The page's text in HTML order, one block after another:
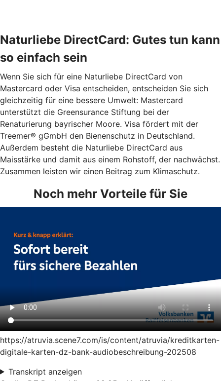
Naturliebe DirectCard: Gutes tun kann
so einfach sein
Wenn Sie sich für eine Naturliebe DirectCard von
Mastercard oder Visa entscheiden, entscheiden Sie sich
gleichzeitig für eine bessere Umwelt: Mastercard
unterstützt die Greensurance Stiftung bei der
Renaturierung bayrischer Moore. Visa fördert mit der
Treemer® gGmbH den Bienenschutz in Deutschland.
Außerdem besteht die Naturliebe DirectCard aus
Maisstärke und damit aus einem Rohstoff, der nachwächst.
Zusammen leisten wir einen Beitrag zum Klimaschutz.
Noch mehr Vorteile für Sie
https://atruvia.scene7.com/is/content/atruvia/kreditkarten-
digitale-karten-dz-bank-audiobeschreibung-202508
Transkript anzeigen